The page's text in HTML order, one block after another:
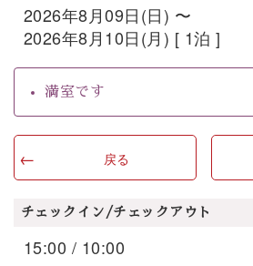
2026年8月09日(日) 〜
2026年8月10日(月) [ 1泊 ]
満室です
戻る
チェックイン/チェックアウト
15:00 / 10:00